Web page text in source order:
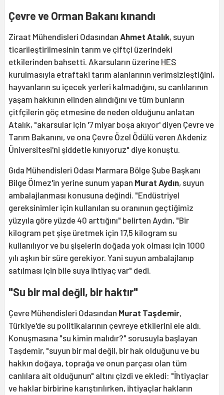
Çevre ve Orman Bakanı kınandı
Ziraat Mühendisleri Odasından Ahmet Atalık, suyun
ticarileştirilmesinin tarım ve çiftçi üzerindeki
etkilerinden bahsetti. Akarsuların üzerine HES
kurulmasıyla etraftaki tarım alanlarının verimsizleştiğini,
hayvanların su içecek yerleri kalmadığını, su canlılarının
yaşam hakkının elinden alındığını ve tüm bunların
çitfçilerin göç etmesine de neden olduğunu anlatan
Atalık, "akarsular için '7 miyar boşa akıyor' diyen Çevre ve
Tarım Bakanını, ve ona Çevre Özel Ödülü veren Akdeniz
Üniversitesi'ni şiddetle kınıyoruz" diye konuştu.
Gıda Mühendisleri Odası Marmara Bölge Şube Başkanı
Bilge Ölmez'in yerine sunum yapan Murat Aydın, suyun
ambalajlanması konusuna değindi. "Endüstriyel
gereksinimler için kullanılan su oranınıın geçtiğimiz
yüzyıla göre yüzde 40 arttığını" belirten Aydın, "Bir
kilogram pet şişe üretmek için 17,5 kilogram su
kullanılıyor ve bu şişelerin doğada yok olması için 1000
yılı aşkın bir süre gerekiyor. Yani suyun ambalajlanıp
satılması için bile suya ihtiyaç var" dedi.
"Su bir mal değil, bir haktır"
Çevre Mühendisleri Odasından Murat Taşdemir,
Türkiye'de su politikalarının çevreye etkilerini ele aldı.
Konuşmasına "su kimin malıdır?" sorusuyla başlayan
Taşdemir, "suyun bir mal değil, bir hak olduğunu ve bu
hakkın doğaya, toprağa ve onun parçası olan tüm
canlılara ait olduğunun" altını çizdi ve ekledi: "İhtiyaçlar
ve haklar birbirine karıştırılırken, ihtiyaçlar hakların